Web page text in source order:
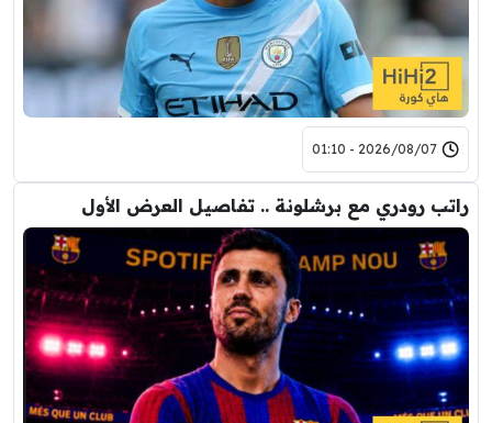
2026/08/07 - 01:10
راتب رودري مع برشلونة .. تفاصيل العرض الأول